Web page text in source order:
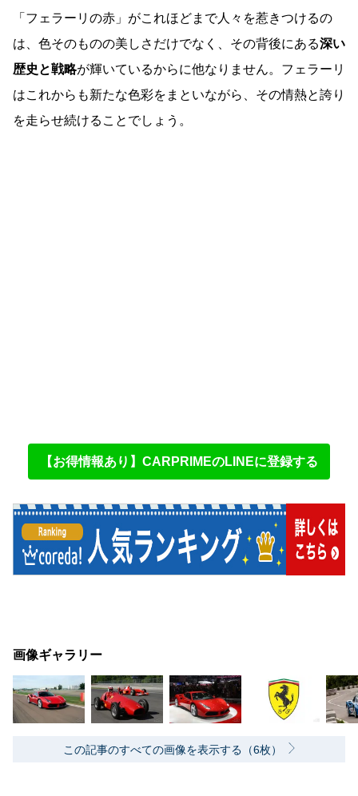
「フェラーリの赤」がこれほどまで人々を惹きつけるの
は、色そのものの美しさだけでなく、その背後にある深い
歴史と戦略が輝いているからに他なりません。フェラーリ
はこれからも新たな色彩をまといながら、その情熱と誇り
を走らせ続けることでしょう。
【お得情報あり】CARPRIMEのLINEに登録する
画像ギャラリー
この記事のすべての画像を表示する（6枚）